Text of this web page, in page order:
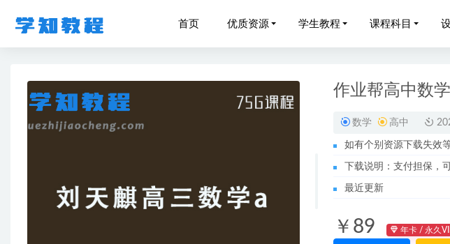
首页 优质资源 学生教程 课程科目
作业帮高中数
数学 高中
如有个别资源下载失效
下载说明：支付担保，
最近更新
￥89 年卡 / 永久
初中物理网课教程简单学习网初三
男女关系的25堂心理教学课程
猿辅导吴春雷高中数学选填技巧专练
作业帮2023林婉晴高三物理a+班课程